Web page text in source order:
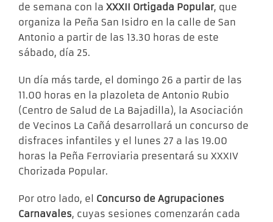
de semana con la XXXII Ortigada Popular, que
organiza la Peña San Isidro en la calle de San
Antonio a partir de las 13.30 horas de este
sábado, día 25.
Un día más tarde, el domingo 26 a partir de las
11.00 horas en la plazoleta de Antonio Rubio
(Centro de Salud de La Bajadilla), la Asociación
de Vecinos La Cañá desarrollará un concurso de
disfraces infantiles y el lunes 27 a las 19.00
horas la Peña Ferroviaria presentará su XXXIV
Chorizada Popular.
Por otro lado, el Concurso de Agrupaciones
Carnavales, cuyas sesiones comenzarán cada